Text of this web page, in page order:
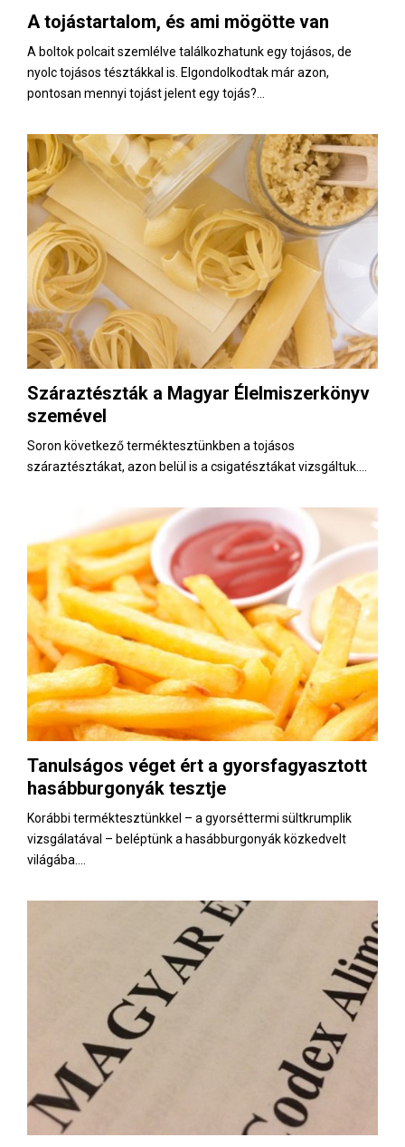
A tojástartalom, és ami mögötte van
A boltok polcait szemlélve találkozhatunk egy tojásos, de
nyolc tojásos tésztákkal is. Elgondolkodtak már azon,
pontosan mennyi tojást jelent egy tojás?...
Száraztészták a Magyar Élelmiszerkönyv
szemével
Soron következő terméktesztünkben a tojásos
száraztésztákat, azon belül is a csigatésztákat vizsgáltuk....
Tanulságos véget ért a gyorsfagyasztott
hasábburgonyák tesztje
Korábbi terméktesztünkkel – a gyorséttermi sültkrumplik
vizsgálatával – beléptünk a hasábburgonyák közkedvelt
világába....